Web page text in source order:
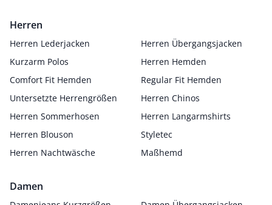
Herren
Herren Lederjacken
Herren Übergangsjacken
Kurzarm Polos
Herren Hemden
Comfort Fit Hemden
Regular Fit Hemden
Untersetzte Herrengrößen
Herren Chinos
Herren Sommerhosen
Herren Langarmshirts
Herren Blouson
Styletec
Herren Nachtwäsche
Maßhemd
Damen